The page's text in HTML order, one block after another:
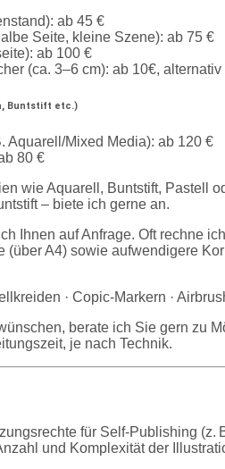
ab 45 €
Seite, kleine Szene): ab 75 €
ab 100 €
(ca. 3–6 cm): ab 10€,
Buntstift etc.)
Aquarell/Mixed Media): ab 120 €
80 €
wie Aquarell, Buntstift,
– biete ich gerne an.
Ihnen auf Anfrage. Oft rechne
(über A4) sowie aufwendigere
· Copic-Markern ·
berate ich Sie gern zu
je nach Technik.
für Self-Publishing (z.
und Komplexität der